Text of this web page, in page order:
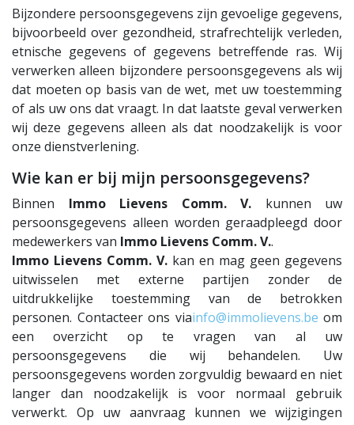
Bijzondere persoonsgegevens zijn gevoelige gegevens,
bijvoorbeeld over gezondheid, strafrechtelijk verleden,
etnische gegevens of gegevens betreffende ras. Wij
verwerken alleen bijzondere persoonsgegevens als wij
dat moeten op basis van de wet, met uw toestemming
of als uw ons dat vraagt. In dat laatste geval verwerken
wij deze gegevens alleen als dat noodzakelijk is voor
onze dienstverlening.
Wie kan er bij mijn persoonsgegevens?
Binnen Immo Lievens Comm. V. kunnen uw
persoonsgegevens alleen worden geraadpleegd door
medewerkers van Immo Lievens Comm. V..
Immo Lievens Comm. V. kan en mag geen gegevens
uitwisselen met externe partijen zonder de
uitdrukkelijke toestemming van de betrokken
personen. Contacteer ons viainfo@immolievens.be om
een overzicht op te vragen van al uw
persoonsgegevens die wij behandelen. Uw
persoonsgegevens worden zorgvuldig bewaard en niet
langer dan noodzakelijk is voor normaal gebruik
verwerkt. Op uw aanvraag kunnen we wijzigingen